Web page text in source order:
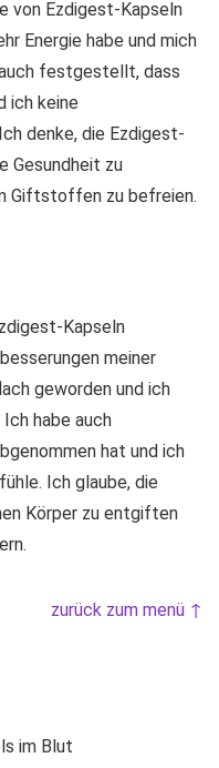
von Ezdigest-Kapseln
Energie habe und mich
festgestellt, dass
ich keine
denke, die Ezdigest-
Gesundheit zu
Giftstoffen zu befreien.
Kapseln
meiner
geworden und ich
habe auch
hat und ich
Ich glaube, die
Körper zu entgiften
zurück zum menü ↑
im Blut